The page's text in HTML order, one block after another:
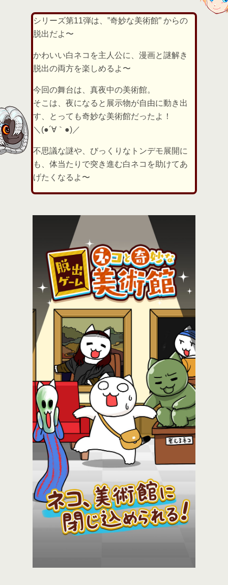
シリーズ第11弾は、”奇妙な美術館” からの
脱出だよ〜
かわいい白ネコを主人公に、漫画と謎解き
脱出の両方を楽しめるよ〜
今回の舞台は、真夜中の美術館。
そこは、夜になると展示物が自由に動き出
す、とっても奇妙な美術館だったよ！
＼(●´∀｀●)／
不思議な謎や、びっくりなトンデモ展開に
も、体当たりで突き進む白ネコを助けてあ
げたくなるよ〜